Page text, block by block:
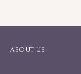
t
ABOUT US